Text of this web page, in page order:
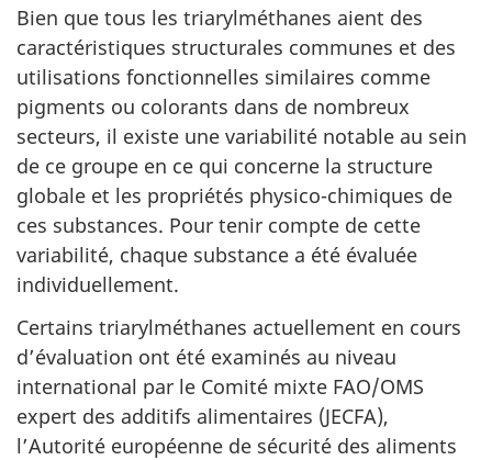
Bien que tous les triarylméthanes aient des
caractéristiques structurales communes et des
utilisations fonctionnelles similaires comme
pigments ou colorants dans de nombreux
secteurs, il existe une variabilité notable au sein
de ce groupe en ce qui concerne la structure
globale et les propriétés physico-chimiques de
ces substances. Pour tenir compte de cette
variabilité, chaque substance a été évaluée
individuellement.
Certains triarylméthanes actuellement en cours
d’évaluation ont été examinés au niveau
international par le Comité mixte FAO/OMS
expert des additifs alimentaires (JECFA),
l’Autorité européenne de sécurité des aliments